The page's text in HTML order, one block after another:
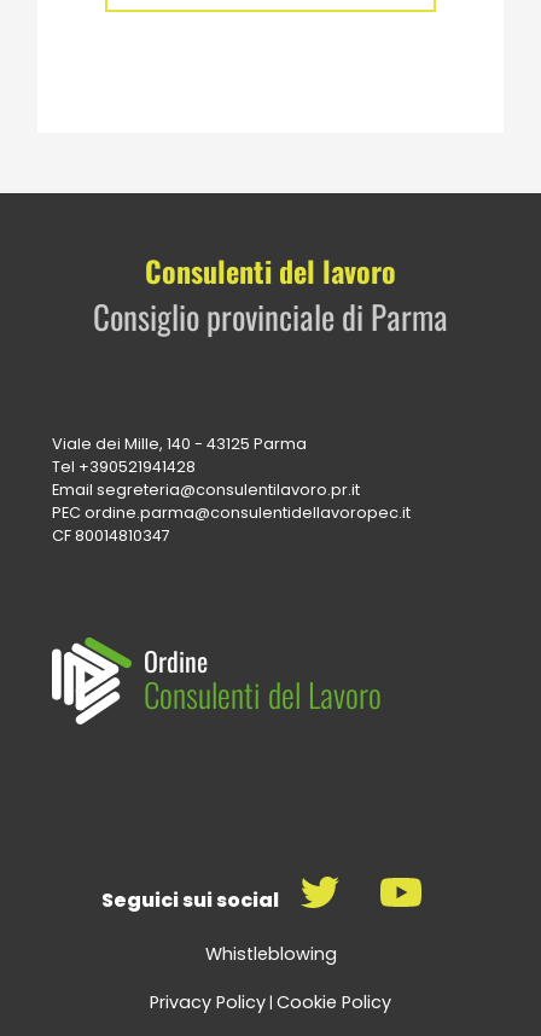
Consulenti del lavoro
Consiglio provinciale di Parma
Viale dei Mille, 140 - 43125 Parma
Tel +390521941428
Emailsegreteria@consulentilavoro.pr.it
PECordine.parma@consulentidellavoropec.it
CF 80014810347
Ordine
Consulenti del Lavoro
Seguici sui social
Whistleblowing
Privacy Policy | Cookie Policy